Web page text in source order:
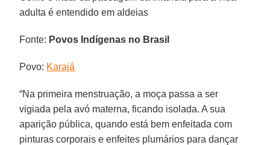
adulta é entendido em aldeias
Fonte: Povos Indígenas no Brasil
Povo: Karajá
“Na primeira menstruação, a moça passa a ser
vigiada pela avó materna, ficando isolada. A sua
aparição pública, quando está bem enfeitada com
pinturas corporais e enfeites plumários para dançar